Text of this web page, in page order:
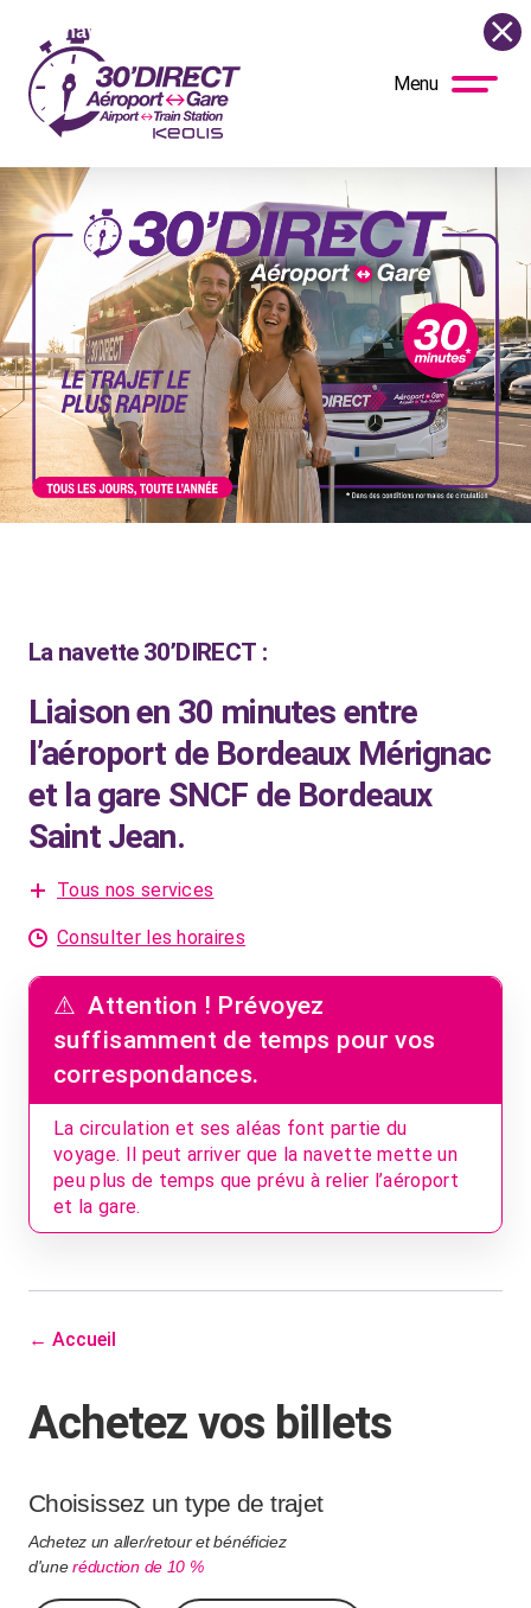
DIRECT
Menu
La navette 30’DIRECT :
Liaison en 30 minutes entre
l’aéroport de Bordeaux Mérignac
et la gare SNCF de Bordeaux
Saint Jean.
Tous nos services
Consulter les horaires
Attention ! Prévoyez
suffisamment de temps pour vos
correspondances.
La circulation et ses aléas font partie du
voyage. Il peut arriver que la navette mette un
peu plus de temps que prévu à relier l’aéroport
et la gare.
← Accueil
Achetez vos billets
Choisissez un type de trajet
Achetez un aller/retour et bénéficiez
d'uneréduction de 10 %
la navette circule de nouveau normalement tous les jours.